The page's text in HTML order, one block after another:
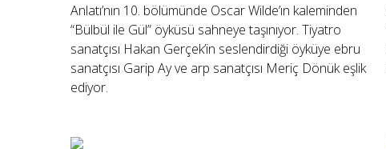
Anlatı’nın 10. bölümünde Oscar Wilde’ın kaleminden
“Bülbül ile Gül” öyküsü sahneye taşınıyor. Tiyatro
sanatçısı Hakan Gerçek’in seslendirdiği öyküye ebru
sanatçısı Garip Ay ve arp sanatçısı Meriç Dönük eşlik
ediyor.